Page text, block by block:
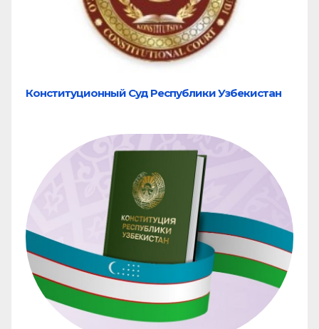
Конституционный Суд Республики Узбекистан